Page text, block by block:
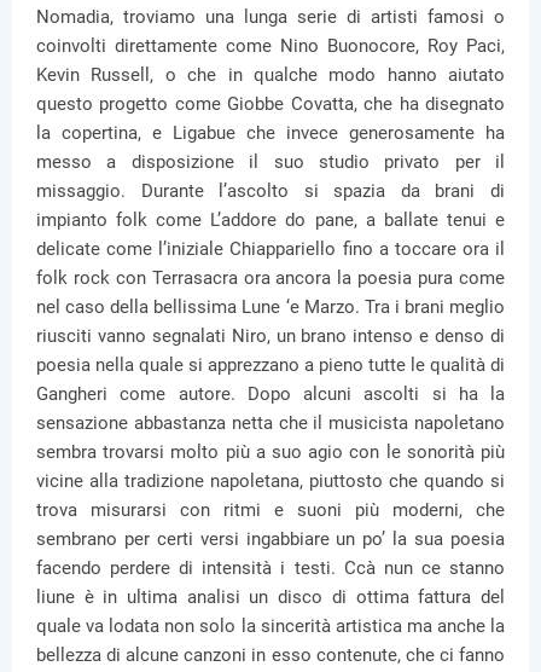
Nomadia, troviamo una lunga serie di artisti famosi o
coinvolti direttamente come Nino Buonocore, Roy Paci,
Kevin Russell, o che in qualche modo hanno aiutato
questo progetto come Giobbe Covatta, che ha disegnato
la copertina, e Ligabue che invece generosamente ha
messo a disposizione il suo studio privato per il
missaggio. Durante l’ascolto si spazia da brani di
impianto folk come L’addore do pane, a ballate tenui e
delicate come l’iniziale Chiappariello fino a toccare ora il
folk rock con Terrasacra ora ancora la poesia pura come
nel caso della bellissima Lune ‘e Marzo. Tra i brani meglio
riusciti vanno segnalati Niro, un brano intenso e denso di
poesia nella quale si apprezzano a pieno tutte le qualità di
Gangheri come autore. Dopo alcuni ascolti si ha la
sensazione abbastanza netta che il musicista napoletano
sembra trovarsi molto più a suo agio con le sonorità più
vicine alla tradizione napoletana, piuttosto che quando si
trova misurarsi con ritmi e suoni più moderni, che
sembrano per certi versi ingabbiare un po’ la sua poesia
facendo perdere di intensità i testi. Ccà nun ce stanno
liune è in ultima analisi un disco di ottima fattura del
quale va lodata non solo la sincerità artistica ma anche la
bellezza di alcune canzoni in esso contenute, che ci fanno